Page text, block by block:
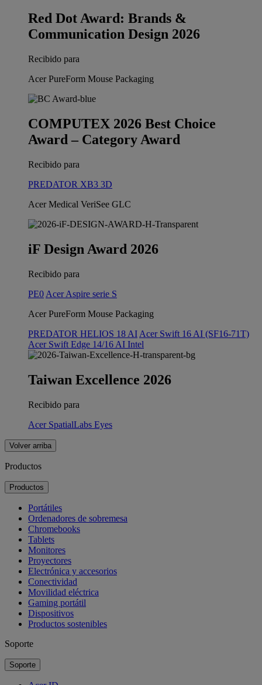
Red Dot Award: Brands &
Communication Design 2026
Recibido para
Acer PureForm Mouse Packaging
COMPUTEX 2026 Best Choice
Award – Category Award
Recibido para
PREDATOR XB3 3D
Acer Medical VeriSee GLC
iF Design Award 2026
Recibido para
PE0 Acer Aspire serie S
Acer PureForm Mouse Packaging
PREDATOR HELIOS 18 AI Acer Swift 16 AI (SF16-71T)
Acer Swift Edge 14/16 AI Intel
Taiwan Excellence 2026
Recibido para
Acer SpatialLabs Eyes
Volver arriba
Productos
Productos
Portátiles
Ordenadores de sobremesa
Chromebooks
Tablets
Monitores
Proyectores
Electrónica y accesorios
Conectividad
Movilidad eléctrica
Gaming portátil
Dispositivos
Productos sostenibles
Soporte
Soporte